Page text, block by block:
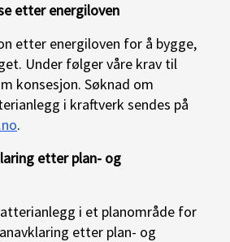
etter energiloven
etter energiloven for å bygge,
Under følger våre krav til
konsesjon. Søknad om
i kraftverk sendes på
.
etter plan- og
i et planområde for
etter plan- og